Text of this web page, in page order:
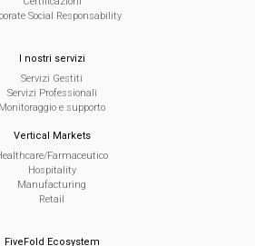
Social Responsability
I nostri servizi
Servizi Gestiti
Servizi Professionali
Monitoraggio e supporto
Vertical Markets
Farmaceutico
Hospitality
Manufacturing
Retail
FiveFold Ecosystem